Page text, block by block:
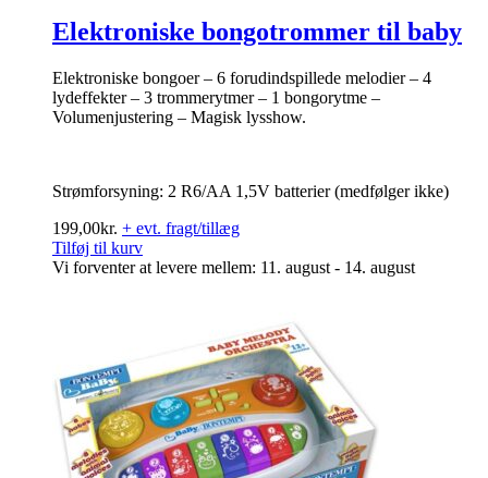
Elektroniske bongotrommer til baby
Elektroniske bongoer – 6 forudindspillede melodier – 4
lydeffekter – 3 trommerytmer – 1 bongorytme –
Volumenjustering – Magisk lysshow.
Strømforsyning: 2 R6/AA 1,5V batterier (medfølger ikke)
199,00kr. + evt. fragt/tillæg
Tilføj til kurv
Vi forventer at levere mellem: 11. august - 14. august